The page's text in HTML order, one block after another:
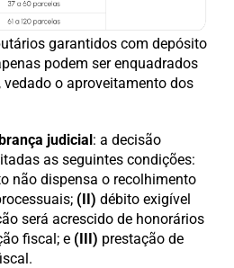
garantidos com depósito
podem ser enquadrados
o aproveitamento dos
judicial: a decisão
as seguintes condições:
não dispensa o recolhimento
(II) débito exigível
será acrescido de honorários
fiscal; e (III) prestação de